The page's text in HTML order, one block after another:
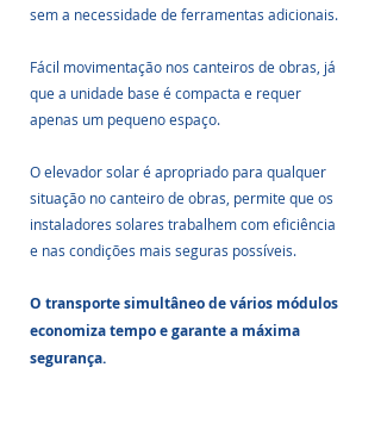
sem a necessidade de ferramentas adicionais.
Fácil movimentação nos canteiros de obras, já
que a unidade base é compacta e requer
apenas um pequeno espaço.
O elevador solar é apropriado para qualquer
situação no canteiro de obras, permite que os
instaladores solares trabalhem com eficiência
e nas condições mais seguras possíveis.
O transporte simultâneo de vários módulos
economiza tempo e garante a máxima
segurança.